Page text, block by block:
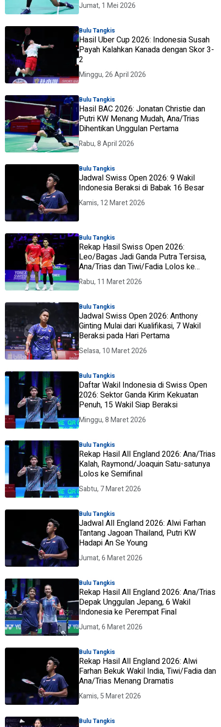
Jumat, 1 Mei 2026
Bulu Tangkis
Hasil Uber Cup 2026: Indonesia Susah
Payah Kalahkan Kanada dengan Skor 3-
2
Minggu, 26 April 2026
Bulu Tangkis
Hasil BAC 2026: Jonatan Christie dan
Putri KW Menang Mudah, Ana/Trias
Dihentikan Unggulan Pertama
Rabu, 8 April 2026
Bulu Tangkis
Jadwal Swiss Open 2026: 9 Wakil
Indonesia Beraksi di Babak 16 Besar
Kamis, 12 Maret 2026
Bulu Tangkis
Rekap Hasil Swiss Open 2026:
Leo/Bagas Jadi Ganda Putra Tersisa,
Ana/Trias dan Tiwi/Fadia Lolos ke
Babak Kedua
Rabu, 11 Maret 2026
Bulu Tangkis
Jadwal Swiss Open 2026: Anthony
Ginting Mulai dari Kualifikasi, 7 Wakil
Beraksi pada Hari Pertama
Selasa, 10 Maret 2026
Bulu Tangkis
Daftar Wakil Indonesia di Swiss Open
2026: Sektor Ganda Kirim Kekuatan
Penuh, 15 Wakil Siap Beraksi
Minggu, 8 Maret 2026
Bulu Tangkis
Rekap Hasil All England 2026: Ana/Trias
Kalah, Raymond/Joaquin Satu-satunya
Lolos ke Semifinal
Sabtu, 7 Maret 2026
Bulu Tangkis
Jadwal All England 2026: Alwi Farhan
Tantang Jagoan Thailand, Putri KW
Hadapi An Se Young
Jumat, 6 Maret 2026
Bulu Tangkis
Rekap Hasil All England 2026: Ana/Trias
Depak Unggulan Jepang, 6 Wakil
Indonesia ke Perempat Final
Jumat, 6 Maret 2026
Bulu Tangkis
Rekap Hasil All England 2026: Alwi
Farhan Bekuk Wakil India, Tiwi/Fadia dan
Ana/Trias Menang Dramatis
Kamis, 5 Maret 2026
Bulu Tangkis